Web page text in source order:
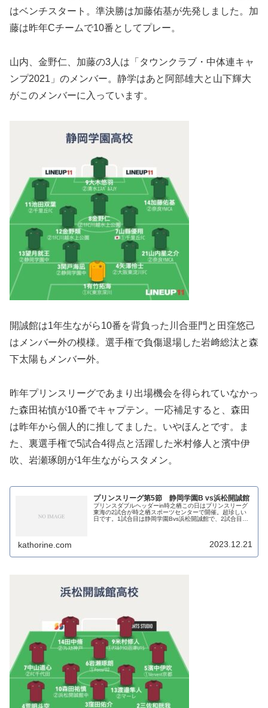
はベンチスタート。準決勝は加藤佑基が先発しました。加
藤は昨年Cチームで10番としてプレー。
山内、金野仁、加藤の3人は「タウンクラブ・中体連キャ
ンプ2021」のメンバー。静学はあと阿部雄大と山下輝大
がこのメンバーに入っています。
開誠館は1年生ながら10番を背負った川合亜門と田窪悠己
はメンバー外の模様。選手権で負傷退場した岩﨑総汰と森
下太陽もメンバー外。
昨年プリンスリーグであまり出場機会を得られていなかっ
た森田祐慎が10番でキャプテン。一応補足すると、森田
は昨年から個人的に推してました。いやほんとです。ま
た、裏選手権で5試合4得点と活躍した米村修人と濱中伊
吹、岩瀬琢朗が1年生ながらスタメン。
プリンスリーグ第5節 静岡学園B vs浜松開誠館
プリンスダブルヘッダーin時之栖この日はプリンスリーグ
東海の2試合が時之栖スポーツセンターで開催。超珍しい
日です。1試合目は静岡学園Bvs浜松開誠館で、2試合目は
kathorine.com 2023.12.21